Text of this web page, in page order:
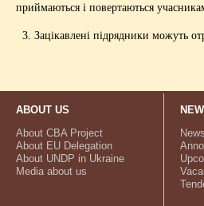
приймаються і повертаються
3. Зацікавлені підрядники можуть
ABOUT US
About CBA Project
About EU Delegation
About UNDP in Ukraine
Media about us